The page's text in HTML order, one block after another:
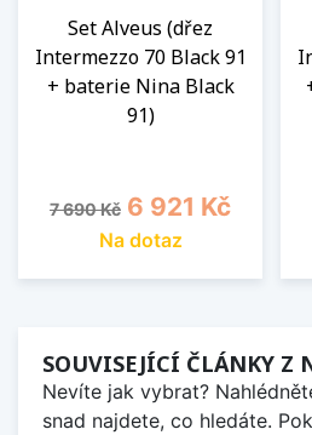
Set Alveus (dřez
Intermezzo 70 Black 91
+ baterie Nina Black
91)
Běžná cena
7 690 Kč Cena
6 921 Kč
Na dotaz
SOUVISEJÍCÍ ČLÁNKY Z
Nevíte jak vybrat?
snad najdete, co hledáte.